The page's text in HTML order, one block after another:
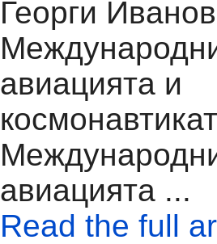
Георги
авиацията и
авиацията ...
Read the full